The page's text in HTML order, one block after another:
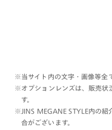
ご用意しております。
ライトカラーもダー
ぜひお試しください
※当サイト内の文字・画像等全
※オプションレンズは、販売状
す。
※JINS MEGANE STYLE内の紹
合がございます。